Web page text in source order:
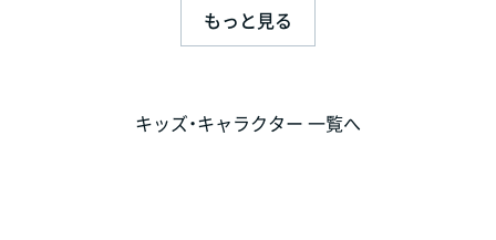
もっと見る
キッズ・キャラクター 一覧へ